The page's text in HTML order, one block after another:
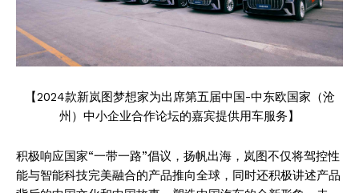
【2024款新岚图梦想家为出席第五届中国-中东欧国家（沧
州）中小企业合作论坛的嘉宾提供用车服务】
积极响应国家“一带一路”倡议，扬帆出海，岚图不仅将驾控性
能与智能科技完美融合的产品推向全球，同时还积极讲述产品